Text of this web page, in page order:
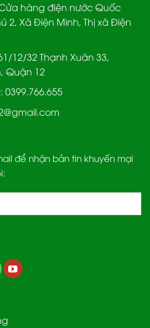
hàng điện nước Quốc
2, Xã Điện Minh, Thị xã Điện
12/32 Thạnh Xuân 33,
Quận 12
để nhận bản tin khuyến mại